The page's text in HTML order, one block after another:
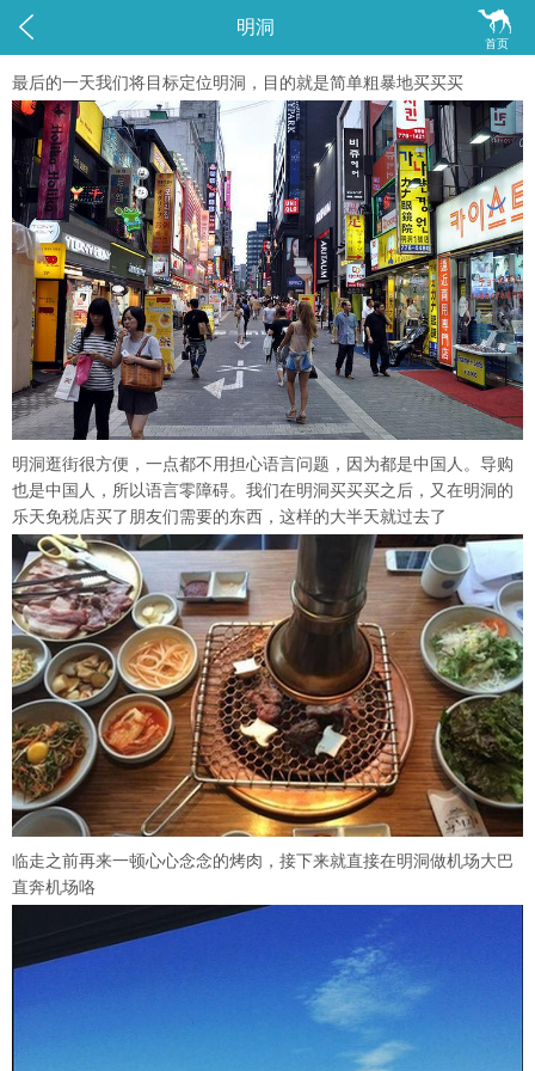
 
首页
明洞
最后的一天我们将目标定位明洞，目的就是简单粗暴地买买买
明洞逛街很方便，一点都不用担心语言问题，因为都是中国人。导购
也是中国人，所以语言零障碍。我们在明洞买买买之后，又在明洞的
乐天免税店买了朋友们需要的东西，这样的大半天就过去了
临走之前再来一顿心心念念的烤肉，接下来就直接在明洞做机场大巴
直奔机场咯